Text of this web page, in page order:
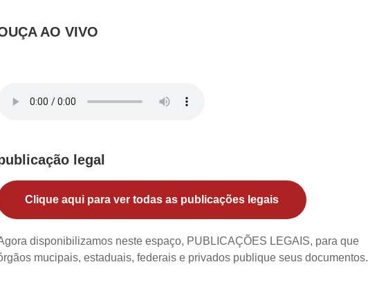
AO VIVO
legal
Clique aqui para ver todas as publicações legais
disponibilizamos neste espaço, PUBLICAÇÕES LEGAIS, para que
mucipais, estaduais, federais e privados publique seus documentos.